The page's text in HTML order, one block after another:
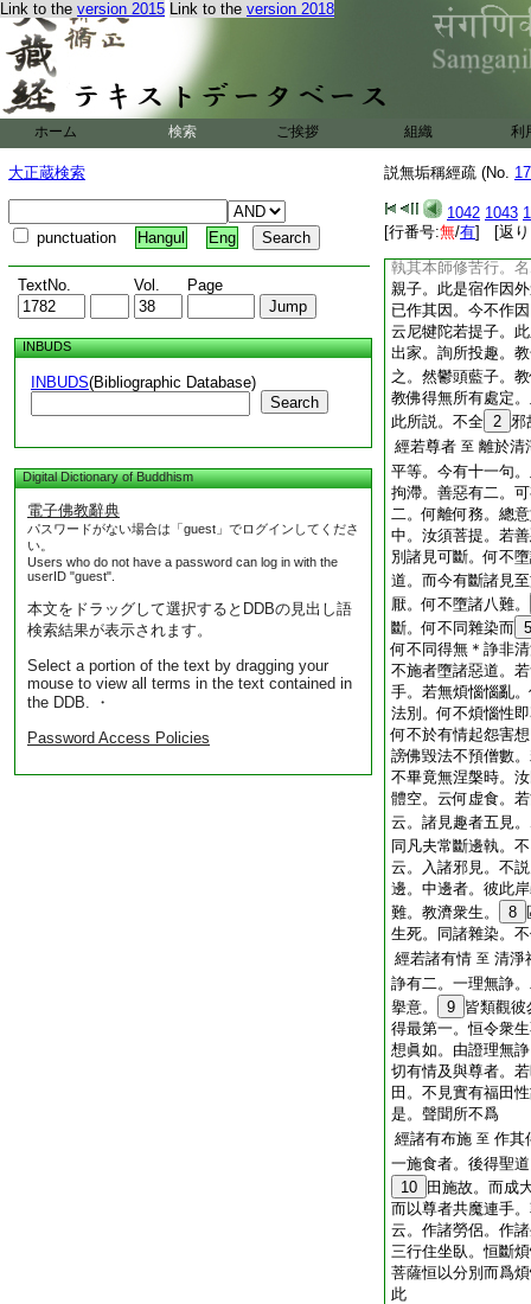
Link to the version 2015 Link to the version 2018
ホーム 検索 ご挨拶 組織 利
大正蔵検索
punctuation Hangul Eng
TextNo. Vol. Page
INBUDS
INBUDS(Bibliographic Database)
Search
Digital Dictionary of Buddhism
電子佛教辭典
パスワードがない場合は「guest」でログインしてくださ
い。
Users who do not have a password can log in with the
userID "guest".
本文をドラッグして選択するとDDBの見出し語
検索結果が表示されます。
Select a portion of the text by dragging your
mouse to view all terms in the text contained in
the DDB. ・
Password Access Policies
説無垢稱經疏 (No.
1042 1043
[行番号:無/有] [返り
是瞿舍離之子。以
梨子。
即常見
吠多是母名。彼兒
髮褐。無勝名也。
自然生。五犎迦衍
頂上有 23 犎猶如
羅鳩駄迦旃延。此
自在天能生諸法。
執其本師修苦行。
親子。此是宿作因
已作其因。今不作
云尼犍陀若提子。
出家。詢所投趣。
之。然鬱頭藍子。
教佛得無所有處定
此所説。不全 2 邪
經若尊者 至 離於
平等。今有十一句
拘滯。善惡有二。
二。何離何務。總
中。汝須菩提。若
別諸見可斷。何不
道。而今有斷諸見
厭。何不墮諸八難。
斷。何不同雜染而 5
何不同得無＊諍非
不施者墮諸惡道。
手。若無煩惱惱亂
法別。何不煩惱性
何不於有情起怨害
謗佛毀法不預僧數
不畢竟無涅槃時。
體空。云何虚食。
云。諸見趣者五見
同凡夫常斷邊執。
云。入諸邪見。不
邊。中邊者。彼此
難。教濟衆生。
8
生死。同諸雜染。
經若諸有情 至 清淨
諍有二。一理無諍
擧意。
9 皆類觀
得最第一。恒令衆
想眞如。由證理無
切有情及與尊者。
田。不見實有福田
是。聲聞所不爲
經諸有布施 至 作其
一施食者。後得聖
10
田施故。而成
而以尊者共魔連手
云。作諸勞侶。作
三行住坐臥。恒斷
菩薩恒以分別而爲
此